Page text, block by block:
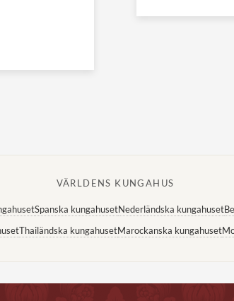
VÄRLDENS KUNGAHUS
Spanska kungahusetNederländska kungahuset
Thailändska kungahusetMarockanska kungahuset